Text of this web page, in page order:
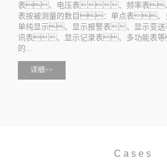
表、电压表、频率表
表按被测量的数目：单点表、
单纯显示、显示报警表、显示变
讯表、显示记录表、多功能表等
的...
详细>>
Cases